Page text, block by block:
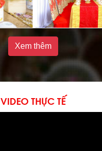
Xem thêm
VIDEO THỰC TẾ